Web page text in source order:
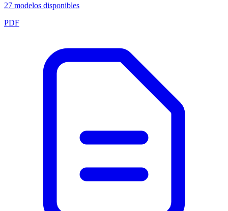
27 modelos disponibles
PDF